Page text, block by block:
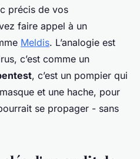
précis de vos
faire appel à un
Meldis. L’analogie est
c’est comme un
, c’est un pompier qui
et une hache, pour
se propager - sans